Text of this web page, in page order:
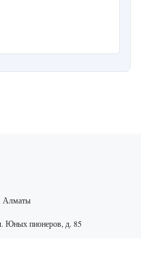
Алматы
Юных пионеров, д. 85